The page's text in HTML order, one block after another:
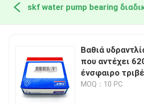
Βαθιά
που αντέχει
ένσφαιρο
μοτοσικλετών
MOQ：10 PC